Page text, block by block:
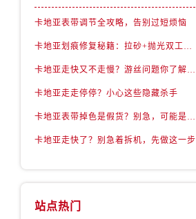
卡地亚表带调节全攻略，告别过短烦恼
卡地亚划痕修复秘籍：拉砂+抛光双工艺还原如新
卡地亚走快又不走慢？游丝问题你了解多少？
卡地亚走走停停？小心这些隐藏杀手
卡地亚表带掉色是假货？别急，可能是这些日常习惯惹的祸
卡地亚走快了？别急着拆机，先做这一步
站点热门